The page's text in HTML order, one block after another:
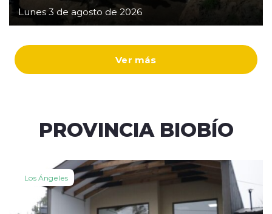
Ver más
Lunes 3 de agosto de 2026
PROVINCIA BIOBÍO
Los Ángeles